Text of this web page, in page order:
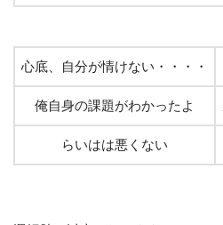
心底、自分が情けない・・・・
俺自身の課題がわかったよ
らいはは悪くない